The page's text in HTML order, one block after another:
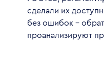
сделали их
без ошибок –
проанализируют